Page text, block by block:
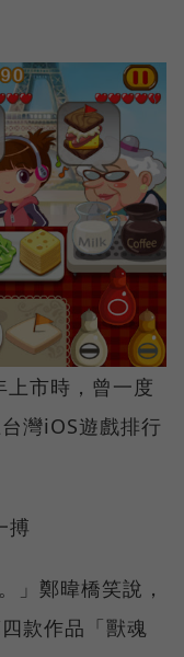
上市時，曾一度
灣iOS遊戲排行
搏
」鄭暐橋笑說，
款作品「獸魂